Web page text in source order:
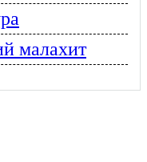
малахит